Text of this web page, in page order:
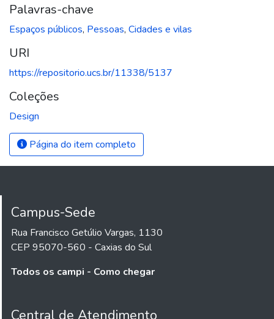
Palavras-chave
Espaços públicos, Pessoas, Cidades e vilas
URI
https://repositorio.ucs.br/11338/5137
Coleções
Design
Página do item completo
Campus-Sede
Rua Francisco Getúlio Vargas, 1130
CEP 95070-560 - Caxias do Sul
Todos os campi - Como chegar
Central de Atendimento